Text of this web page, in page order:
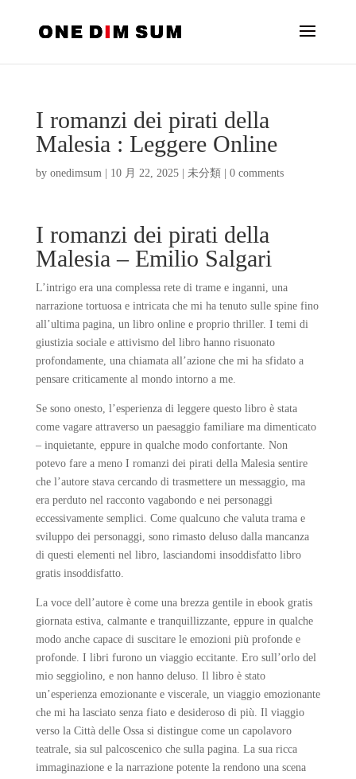
I romanzi dei pirati della
Malesia : Leggere Online
by onedimsum| 10 月 22, 2025| 未分類 0 comments
I romanzi dei pirati della
Malesia – Emilio Salgari
L’intrigo era una complessa rete di trame e inganni, una
narrazione tortuosa e intricata che mi ha tenuto sulle spine fino
all’ultima pagina, un libro online e proprio thriller. I temi di
giustizia sociale e attivismo del libro hanno risuonato
profondamente, una chiamata all’azione che mi ha sfidato a
pensare criticamente al mondo intorno a me.
Se sono onesto, l’esperienza di leggere questo libro è stata
come vagare attraverso un paesaggio familiare ma dimenticato
– inquietante, eppure in qualche modo confortante. Non
potevo fare a meno I romanzi dei pirati della Malesia sentire
che l’autore stava cercando di trasmettere un messaggio, ma
era perduto nel racconto vagabondo e nei personaggi
eccessivamente semplici. Come qualcuno che valuta trama e
sviluppo dei personaggi, sono rimasto deluso dalla mancanza
di questi elementi nel libro, lasciandomi insoddisfatto libro
gratis insoddisfatto.
La voce dell’autore è come una brezza gentile in ebook gratis
giornata estiva, calmante e tranquillizzante, eppure in qualche
modo anche capace di suscitare le emozioni più profonde e
profonde. I libri furono un viaggio eccitante. Ero sull’orlo del
mio seggiolino, e non hanno deluso. Il libro è stato
un’esperienza emozionante e viscerale, un viaggio emozionante
che mi ha lasciato senza fiato e desideroso di più. Il viaggio
verso la Città delle Ossa si distingue come un capolavoro
teatrale, sia sul palcoscenico che sulla pagina. La sua ricca
immaginazione e la narrazione potente la rendono una scena